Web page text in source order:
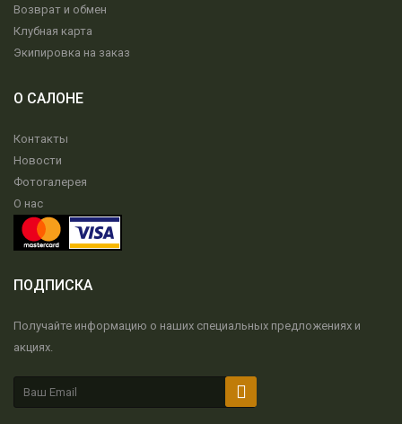
Возврат и обмен
Клубная карта
Экипировка на заказ
О САЛОНЕ
Контакты
Новости
Фотогалерея
О нас
ПОДПИСКА
Получайте информацию о наших специальных предложениях и
акциях.